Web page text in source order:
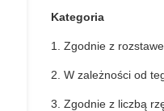
Kategoria
1. Zgodnie z
2. W zależności od
3. Zgodnie z liczbą